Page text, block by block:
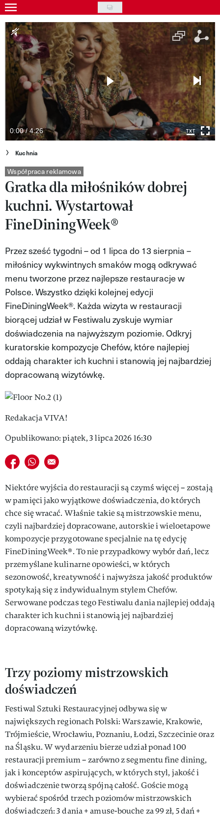
Skip
to
main
content
Gwiazdy
Ludzie
Moda
Uroda
Styl życia
Kultura
Wideo
Nasze akcje
VIVA!ART
VIVA!MODA
VIVA!LIFESTYLE
VIVA!MAN
VIVA!ITAKA
0:00 / 4:26
Kuchnia
Współpraca reklamowa
Gratka dla miłośników dobrej
kuchni. Wystartował
FineDiningWeek®
Przez sześć tygodni – od 1 lipca do 13 sierpnia –
miłośnicy wykwintnych smaków mogą odkrywać
menu tworzone przez najlepsze restauracje w
Polsce. Wszystko dzięki kolejnej edycji
FineDiningWeek®. Każda wizyta w restauracji
biorącej udział w Festiwalu zyskuje wymiar
doświadczenia na najwyższym poziomie. Odkryj
kuratorskie kompozycje Chefów, które najlepiej
oddają charakter ich kuchni i stanowią jej najbardziej
dopracowaną wizytówkę.
Redakacja VIVA!
Opublikowano: piątek, 3 lipca 2026 16:30
Udostępnij na facebook
Udostępnij na whatsapp
E-mail do przyjaciela
Niektóre wyjścia do restauracji są czymś więcej – zostają
w pamięci jako wyjątkowe doświadczenia, do których
chce się wracać. Właśnie takie są mistrzowskie menu,
czyli najbardziej dopracowane, autorskie i wieloetapowe
kompozycje przygotowane specjalnie na tę edycję
FineDiningWeek®. To nie przypadkowy wybór dań, lecz
przemyślane kulinarne opowieści, w których
sezonowość, kreatywność i najwyższa jakość produktów
spotykają się z indywidualnym stylem Chefów.
Serwowane podczas tego Festiwalu dania najlepiej oddają
charakter ich kuchni i stanowią jej najbardziej
dopracowaną wizytówkę.
Trzy poziomy mistrzowskich
doświadczeń
Festiwal Sztuki Restauracyjnej odbywa się w
największych regionach Polski: Warszawie, Krakowie,
Trójmieście, Wrocławiu, Poznaniu, Łodzi, Szczecinie oraz
na Śląsku. W wydarzeniu bierze udział ponad 100
restauracji premium – zarówno z segmentu fine dining,
jak i konceptów aspirujących, w których styl, jakość i
doświadczenie tworzą spójną całość. Goście mogą
wybierać spośród trzech poziomów mistrzowskich
doświadczeń: 3 dania + amuse-bouche za 99 zł, 5 dań +